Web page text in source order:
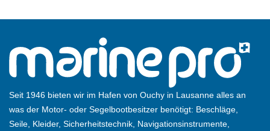
Seit 1946 bieten wir im Hafen von Ouchy in Lausanne alles an
was der Motor- oder Segelbootbesitzer benötigt: Beschläge,
Seile, Kleider, Sicherheitstechnik, Navigationsinstrumente,